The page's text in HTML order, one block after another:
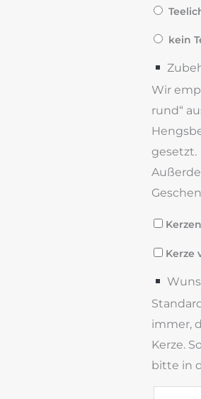
kein
Wir
rund“
gesetzt.
Kerze
immer,
Kerze.
bitte in